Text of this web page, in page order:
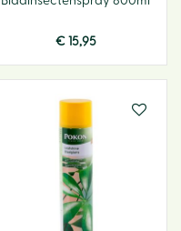
€ 15,95